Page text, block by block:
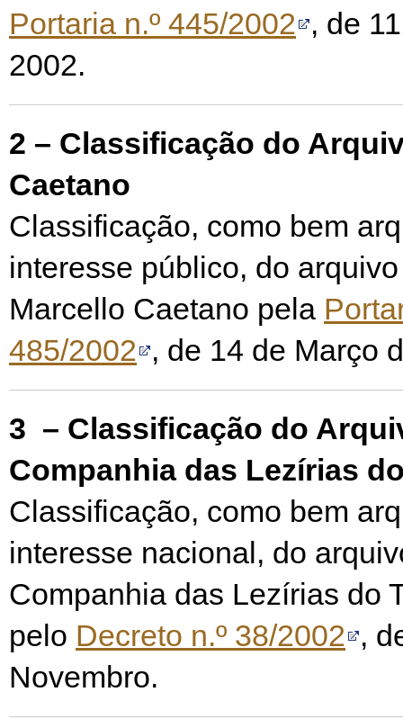
Portaria n.º 445/2002 , de
2002.
2 – Classificação do
Caetano
Classificação, como bem
interesse público, do
Marcello Caetano pela
485/2002 , de 14 de Março
3 – Classificação do
Companhia das Lezírias
Classificação, como bem
interesse nacional, do
Companhia das Lezírias do
pelo Decreto n.º 38/2002 ,
Novembro.